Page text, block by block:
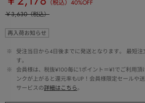
（税込） 40%OFF
￥3,630（税込）
再入荷お知らせ
※
受注当日から4日後までに発送となります。 最短
す。
※
会員様は、税抜¥100毎に1ポイント＝¥1でご利用
ンクが上がると還元率もUP！会員様限定セールや
サービスの詳細はこちら。